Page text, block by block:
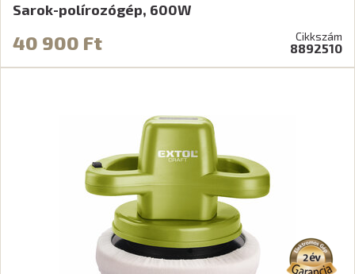
Sarok-polírozógép, 600W
40 900 Ft Cikkszám
8892510